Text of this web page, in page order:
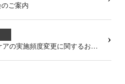
ご案内
精神科デイケアのナイトケアの実施頻度変更に関するお知らせ